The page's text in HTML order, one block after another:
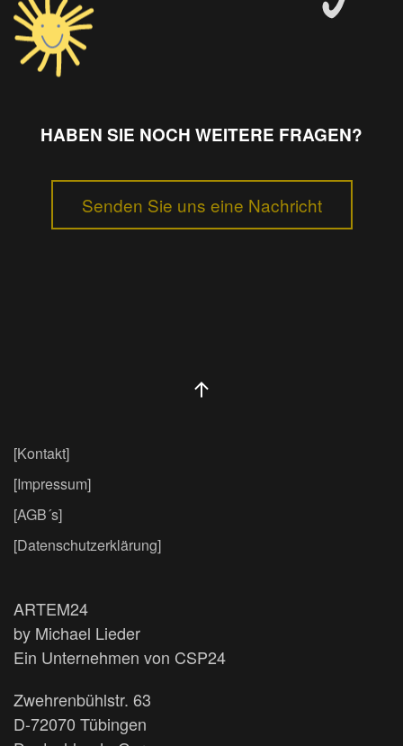
HABEN SIE NOCH WEITERE FRAGEN?
Senden Sie uns eine Nachricht
[Kontakt]
[Impressum]
[AGB´s]
[Datenschutzerklärung]
ARTEM24
by Michael Lieder
Ein Unternehmen von CSP24
Zwehrenbühlstr. 63
D-72070 Tübingen